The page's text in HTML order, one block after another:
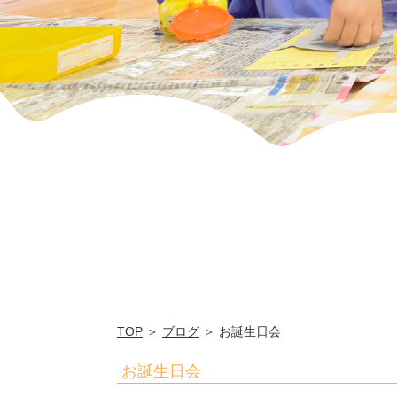
輪
幼
稚
園
TOP ＞ ブログ ＞ お誕生日会
お誕生日会